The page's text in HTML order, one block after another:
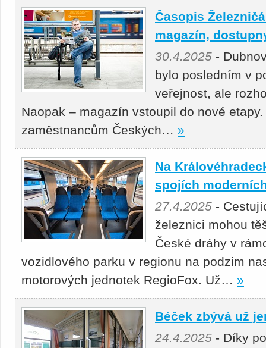
Časopis
magazín,
30.4.2025 -
bylo posledním v
veřejnost, ale
Naopak – magazín vstoupil do nové
zaměstnancům Českých… »
Na
spojích
27.4.2025 -
železnici mohou
České dráhy v
vozidlového parku v regionu na podzim
motorových jednotek RegioFox. Už… »
Béček zbývá už
24.4.2025 - Díky